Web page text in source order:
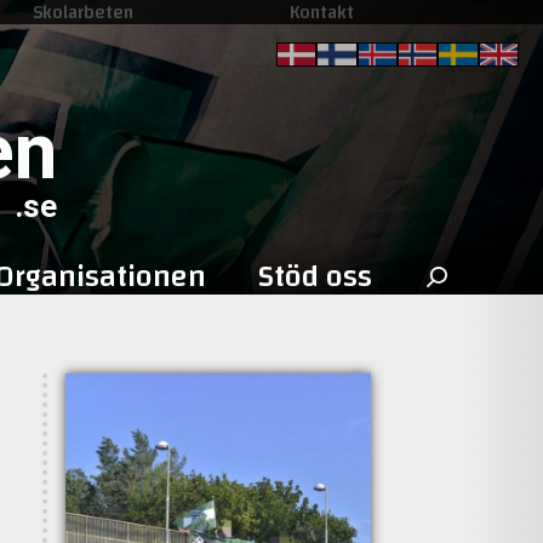
Skolarbeten Kontakt
.se
Stöd oss Sök
efter: